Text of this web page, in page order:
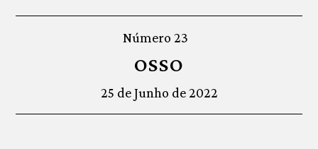
Número 23
OSSO
25 de Junho de 2022